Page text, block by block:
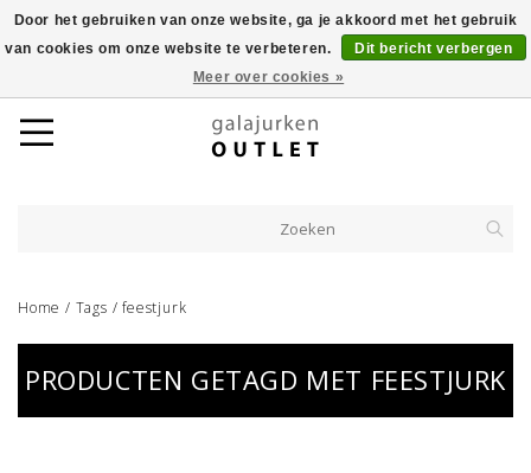
Home / Tags /feestjurk
PRODUCTEN GETAGD MET FEESTJURK
Door het gebruiken van onze website, ga je akkoord met het gebruik
van cookies om onze website te verbeteren.
Dit bericht verbergen
Meer over cookies »